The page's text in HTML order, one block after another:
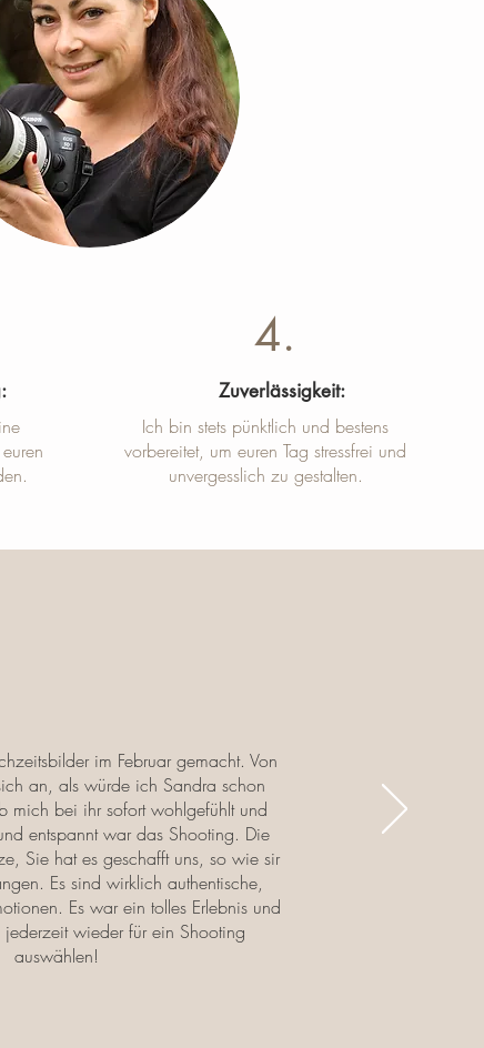
4.
Zuverlässigkeit:
Ich bin stets pünktlich und bestens
vorbereitet, um euren Tag stressfrei und
unvergesslich zu gestalten.
im Februar gemacht. Von
an, als würde ich Sandra schon
mich bei ihr sofort wohlgefühlt und
entspannt war das Shooting. Die
Sie hat es geschafft uns, so wie sir
Es sind wirklich authentische,
Es war ein tolles Erlebnis und
wieder für ein Shooting
auswählen!